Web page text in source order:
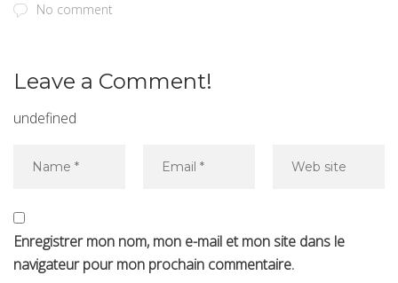
No comment
Leave a Comment!
undefined
Enregistrer mon nom, mon e-mail et mon site dans le
navigateur pour mon prochain commentaire.